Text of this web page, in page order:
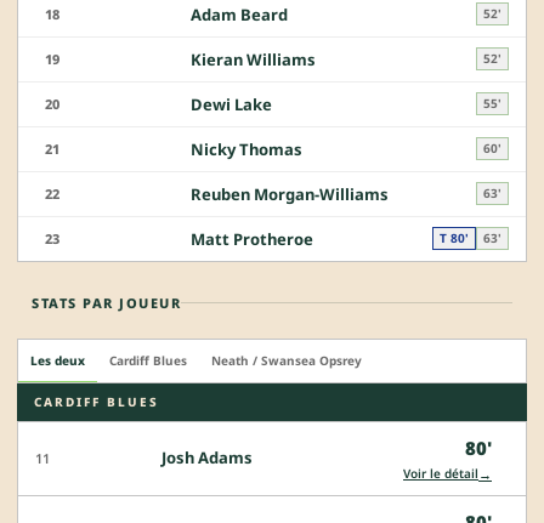
18 Adam Beard 52'
19 Kieran Williams 52'
20 Dewi Lake 55'
21 Nicky Thomas 60'
22 Reuben Morgan-Williams 63'
23 Matt Protheroe T 80' 63'
STATS PAR JOUEUR
Les deux Cardiff Blues Neath / Swansea Opsrey
CARDIFF BLUES
11 Josh Adams 80'
Voir le détail →